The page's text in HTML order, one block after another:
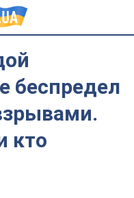
беспредел
кто